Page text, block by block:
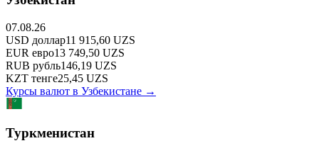
07.08.26
USD доллар11 915,60 UZS
EUR евро13 749,50 UZS
RUB рубль146,19 UZS
KZT тенге25,45 UZS
Курсы валют в Узбекистане →
Туркменистан